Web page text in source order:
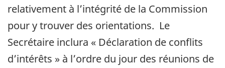
relativement à l’intégrité de la Commission
pour y trouver des orientations. Le
Secrétaire inclura « Déclaration de conflits
d’intérêts » à l’ordre du jour des réunions de